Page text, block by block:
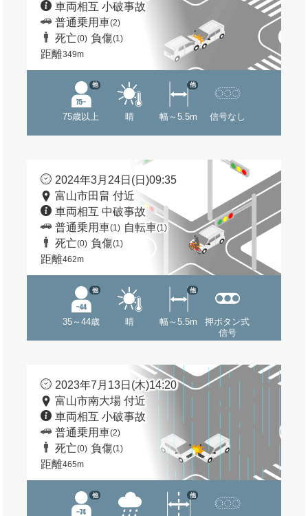
車両相互 小破事故
普通乗用車(2)
死亡(0) 負傷(1)
距離349m
75歳以上
他
晴 幅～5.5m
他
信号なし
2024年3月24日(日)09:35
富山市田畠 付近
車両相互 中破事故
普通乗用車(1) 自転車(1)
死亡(0) 負傷(1)
距離462m
35～44歳
他
晴 幅～5.5m
他
押ボタン式
信号
2023年7月13日(木)14:20
富山市南大場 付近
車両相互 小破事故
普通乗用車(2)
死亡(0) 負傷(1)
距離465m
他 他